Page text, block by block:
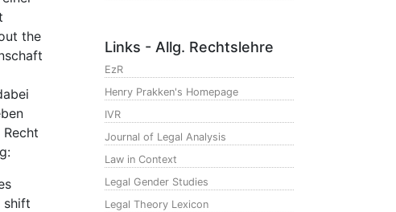
the
shift
Links - Allg. Rechtslehre
EzR
Henry Prakken's Homepage
IVR
Journal of Legal Analysis
Law in Context
Legal Gender Studies
Legal Theory Lexicon